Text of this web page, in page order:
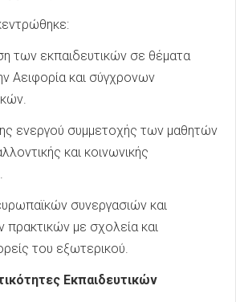
των εκπαιδευτικών σε θέματα
Αειφορία και σύγχρονων
ενεργού συμμετοχής των μαθητών
και κοινωνικής
συνεργασιών και
με σχολεία και
του εξωτερικού.
Εκπαιδευτικών